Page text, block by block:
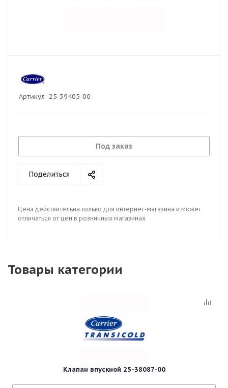
Артикул: 25-39405-00
Под заказ
Поделиться
Цена действительна только для интернет-магазина и может
отличаться от цен в розничных магазинах
Товары категории
Клапан впускной 25-38087-00